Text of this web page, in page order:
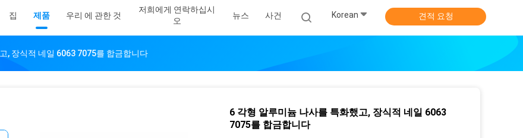
집 제품 우리 에 관한 것
저희에게 연락하십시
오
뉴스 사건 Korean 견적 요청
, 장식적 네일 6063 7075를 합금합니다
6 각형 알루미늄 나사를 특화했고, 장식적 네일 6063
7075를 합금합니다